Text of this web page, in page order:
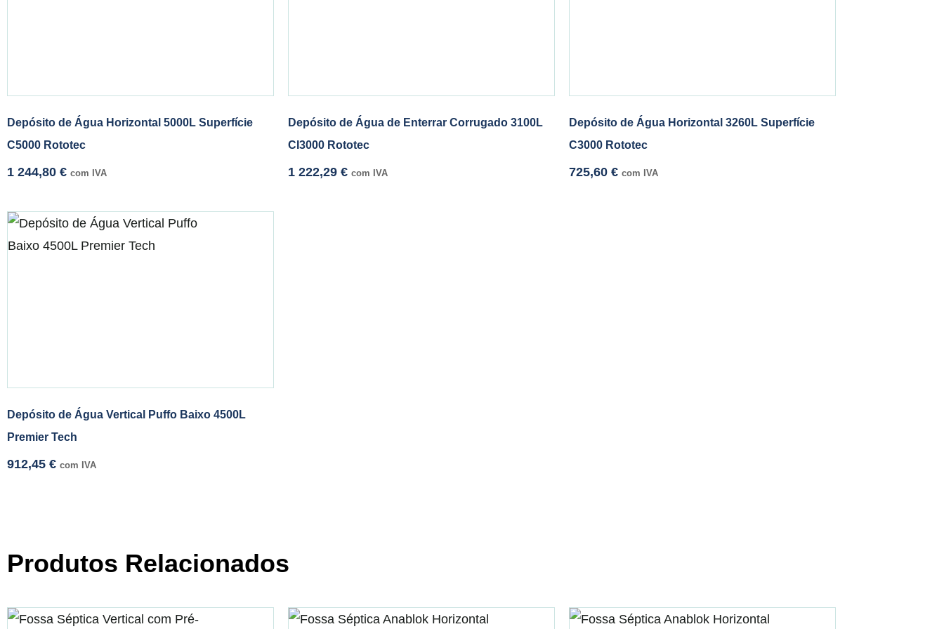
Depósito de Água Horizontal 5000L Superfície
C5000 Rototec
1 244,80 € com IVA
Depósito de Água de Enterrar Corrugado 3100L
CI3000 Rototec
1 222,29 € com IVA
Depósito de Água Horizontal 3260L Superfície
C3000 Rototec
725,60 € com IVA
Depósito de Água Vertical Puffo Baixo 4500L
Premier Tech
912,45 € com IVA
Produtos Relacionados